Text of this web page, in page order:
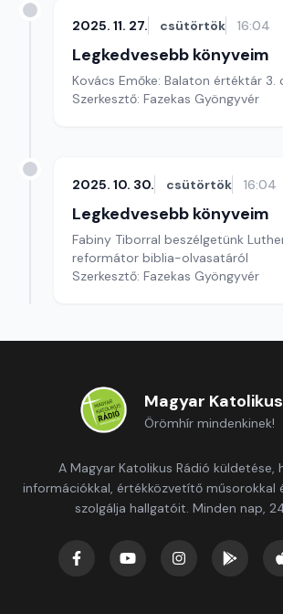
2025. 11. 27. csütörtök 16:04
Legkedvesebb könyveim
Kovács Emőke: Balaton értéktár 3.
Szerkesztő: Fazekas Gyöngyvér
2025. 10. 30. csütörtök 16:04
Legkedvesebb könyveim
Fabiny Tiborral beszélgetünk
reformátor biblia-olvasatáról
Szerkesztő: Fazekas Gyöngyvér
Magyar
Örömhír mindenkinek!
A Magyar Katolikus Rádió küldetése,
információkkal, értékközvetítő műsorokkal
szolgálja hallgatóit. Minden nap,